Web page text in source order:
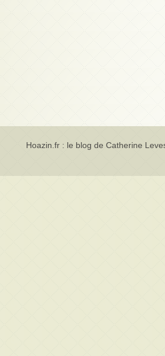
Hoazin.fr : le blog de Catherine